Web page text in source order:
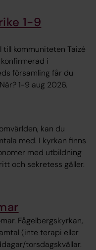
1-9
till kommuniteten Taizé
i
församling får du
1-9 aug 2026.
kan du
med. I kyrkan finns
med utbildning
och sekretess gäller.
Fågelbergskyrkan,
(inte terapi eller
torsdagskvällar.